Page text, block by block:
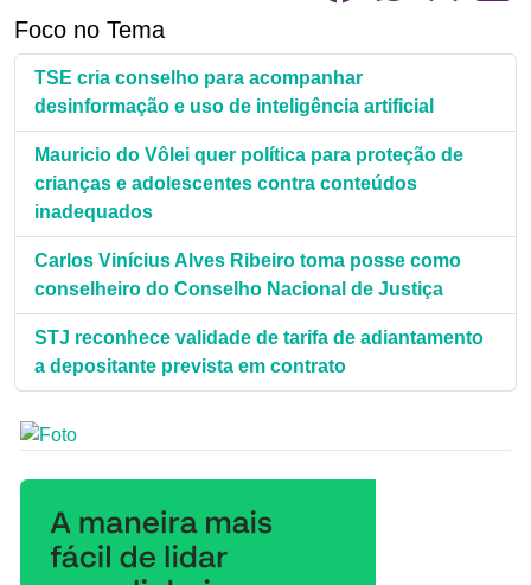
Foco no Tema
TSE cria conselho para acompanhar
desinformação e uso de inteligência artificial
Mauricio do Vôlei quer política para proteção de
crianças e adolescentes contra conteúdos
inadequados
Carlos Vinícius Alves Ribeiro toma posse como
conselheiro do Conselho Nacional de Justiça
STJ reconhece validade de tarifa de adiantamento
a depositante prevista em contrato